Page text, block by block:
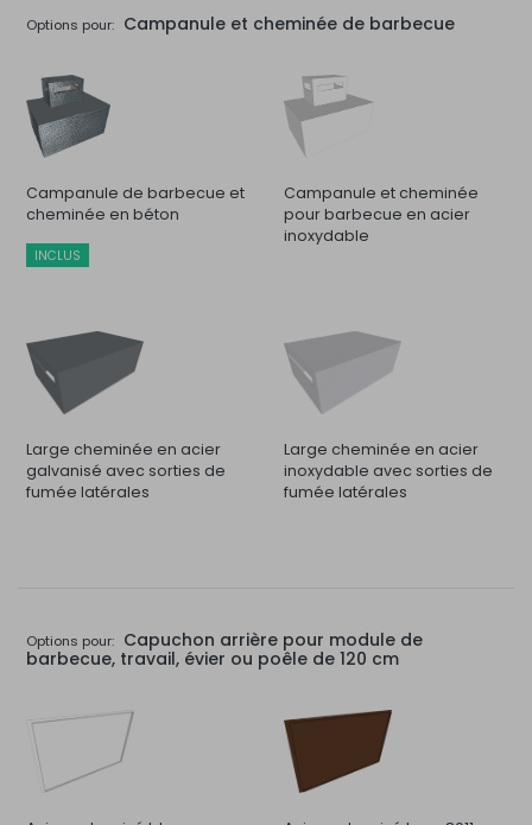
Options pour: Campanule et cheminée de barbecue
Campanule de barbecue et
cheminée en béton
INCLUS
Campanule et cheminée
pour barbecue en acier
inoxydable
Large cheminée en acier
galvanisé avec sorties de
fumée latérales
Large cheminée en acier
inoxydable avec sorties de
fumée latérales
Options pour: Capuchon arrière pour module de
barbecue, travail, évier ou poêle de 120 cm